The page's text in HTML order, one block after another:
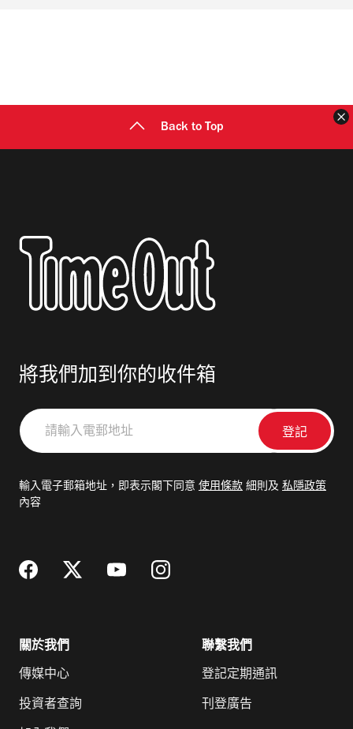
Back to Top
將我們加到你的收件箱
請
輸
郵
輸入電子郵箱地址，即表示閣下同意 使用條款 細則及 私隱政策
內容
關於我們
傳媒中心
投資者查詢
聯繫我們
登記定期通訊
刊登廣告